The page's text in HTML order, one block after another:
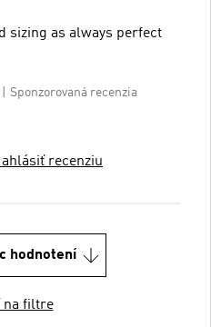
sizing as always perfect
Sponzorovaná recenzia
recenziu
hodnotení
na filtre